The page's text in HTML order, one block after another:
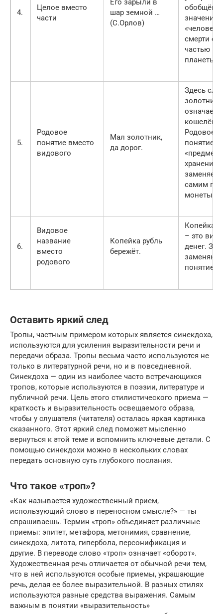
4.
Целое вместо
части
Его зарыли в
шар земной …
(С.Орлов)
значении:
«человек
смерти
частью
планеты»
5.
Родовое
понятие вместо
видового
Мал золотник,
да дорог.
Здесь
золотник
означает
кошелёк.
Родовое
понятие
«предмет
хранения
самим
монеты.
6.
Видовое
название
вместо
родового
Копейка рубль
бережёт.
Копейка и
– это
денег.
заменяют
понятие.
Оставить яркий след
Тропы, частным примером которых является синекдоха,
используются для усиления выразительности речи и
передачи образа. Тропы весьма часто используются не
только в литературной речи, но и в повседневной.
Синекдоха — один из наиболее часто встречающихся
тропов, которые используются в поэзии, литературе и
публичной речи. Цель этого стилистического приема —
краткость и выразительность освещаемого образа,
чтобы у слушателя (читателя) осталась яркая картинка
сказанного. Этот яркий след поможет мысленно
вернуться к этой теме и вспомнить ключевые детали. С
помощью синекдохи можно в нескольких словах
передать основную суть глубокого послания.
Что такое «троп»?
«Как называется художественный прием,
использующий слово в переносном смысле?» — ты
спрашиваешь. Термин «троп» объединяет различные
приемы: эпитет, метафора, метонимия, сравнение,
синекдоха, литота, гипербола, персонификация и
другие. В переводе слово «троп» означает «оборот».
Художественная речь отличается от обычной речи тем,
что в ней используются особые приемы, украшающие
речь, делая ее более выразительной. В разных стилях
используются разные средства выражения. Самым
важным в понятии «выразительность»